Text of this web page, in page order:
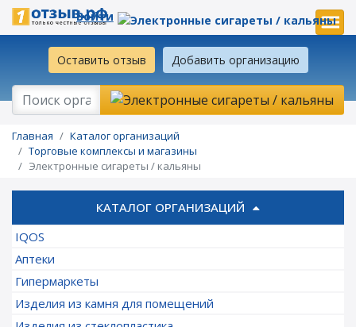
Войти
Оставить отзыв Добавить организацию
Главная
Каталог организаций
Торговые комплексы и магазины
Электронные сигареты / кальяны
КАТАЛОГ ОРГАНИЗАЦИЙ
IQOS
Аптеки
Гипермаркеты
Изделия из камня для помещений